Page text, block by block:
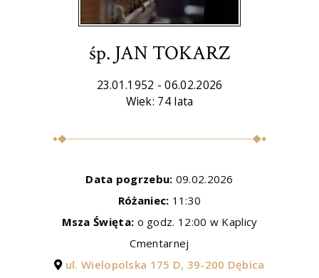
śp. JAN TOKARZ
23.01.1952 - 06.02.2026
Wiek: 74 lata
Data pogrzebu: 09.02.2026
Różaniec: 11:30
Msza Święta: o godz. 12:00 w Kaplicy
Cmentarnej
ul. Wielopolska 175 D, 39-200 Dębica